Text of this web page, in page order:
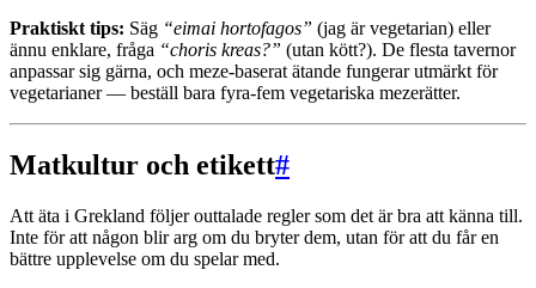
Praktiskt tips: Säg “eimai hortofagos” (jag är vegetarian) eller
ännu enklare, fråga “choris kreas?” (utan kött?). De flesta tavernor
anpassar sig gärna, och meze-baserat ätande fungerar utmärkt för
vegetarianer — beställ bara fyra-fem vegetariska mezerätter.
Matkultur och etikett#
Att äta i Grekland följer outtalade regler som det är bra att känna till.
Inte för att någon blir arg om du bryter dem, utan för att du får en
bättre upplevelse om du spelar med.